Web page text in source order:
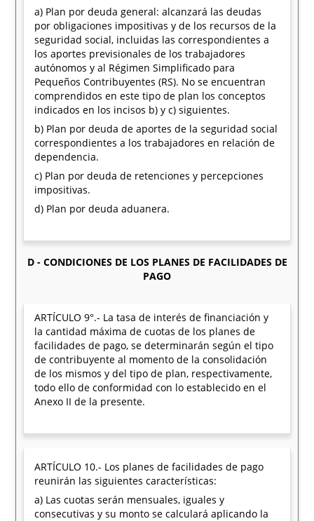
a) Plan por deuda general: alcanzará las deudas
por obligaciones impositivas y de los recursos de la
seguridad social, incluidas las correspondientes a
los aportes previsionales de los trabajadores
autónomos y al Régimen Simplificado para
Pequeños Contribuyentes (RS). No se encuentran
comprendidos en este tipo de plan los conceptos
indicados en los incisos b) y c) siguientes.
b) Plan por deuda de aportes de la seguridad social
correspondientes a los trabajadores en relación de
dependencia.
c) Plan por deuda de retenciones y percepciones
impositivas.
d) Plan por deuda aduanera.
D - CONDICIONES DE LOS PLANES DE FACILIDADES DE
PAGO
ARTÍCULO 9°.- La tasa de interés de financiación y
la cantidad máxima de cuotas de los planes de
facilidades de pago, se determinarán según el tipo
de contribuyente al momento de la consolidación
de los mismos y del tipo de plan, respectivamente,
todo ello de conformidad con lo establecido en el
Anexo II de la presente.
ARTÍCULO 10.- Los planes de facilidades de pago
reunirán las siguientes características:
a) Las cuotas serán mensuales, iguales y
consecutivas y su monto se calculará aplicando la